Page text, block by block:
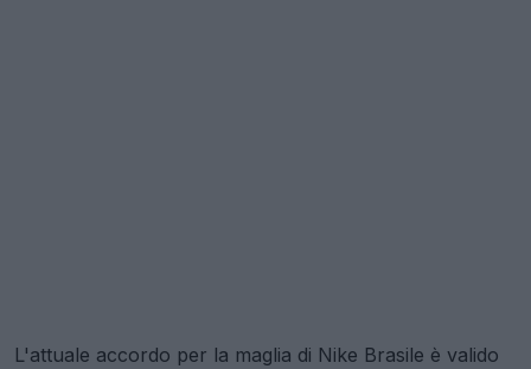
L'attuale accordo per la maglia di Nike Brasile è valido